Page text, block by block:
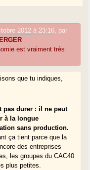
2012 à 23:16
par
est vraiment très
que tu indiques,
pas durer : il ne peut
à la longue
sans production.
ça tient parce que la
des entreprises
les groupes du CAC40
plus petites.